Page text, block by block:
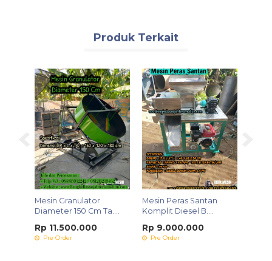
Produk Terkait
Mesin Granulator
Diameter 150 Cm Ta....
Rp 11.500.000
Pre Order
Mesin Peras Santan
Komplit Diesel B....
Rp 9.000.000
Pre Order